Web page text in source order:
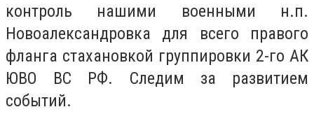
контроль нашими военными н.п.
Новоалександровка для всего правого
фланга стахановкой группировки 2-го АК
ЮВО ВС РФ. Следим за развитием
событий.